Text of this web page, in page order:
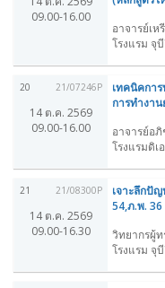
09.00-16.00
อาจารย์เ
โรงแรม จุ
20 21/07246P
14 ต.ค. 2569
09.00-16.00
เทคนิคกา
การทำงา
อาจารย์อ
โรงแรมดิเ
21 21/08300P
14 ต.ค. 2569
09.00-16.30
เจาะลึกปั
54,ภ.พ.
วิทยากรผู้
โรงแรม จุ